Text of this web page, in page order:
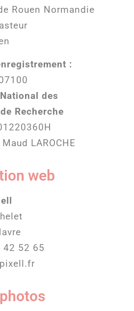
Rouen Normandie
:
des
Recherche
Maud LAROCHE
web
42 52 65